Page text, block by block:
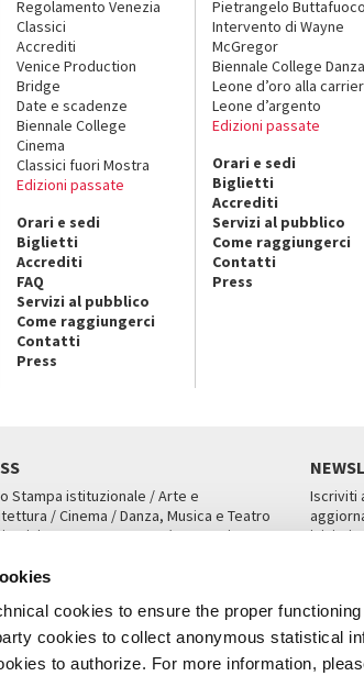
cookies to ensure the proper
cookies to collect anonymous statistical
to authorize. For more information,
Regolamento Venezia
Classici
Accrediti
Venice Production
Bridge
Date e scadenze
Biennale College
Cinema
Classici fuori Mostra
Edizioni passate
Orari e sedi
Biglietti
Accrediti
FAQ
Servizi al pubblico
Come raggiungerci
Contatti
Press
Pietrangelo Buttafuoco
Intervento di Wayne
McGregor
Biennale College Danza
Leone d’oro alla
Leone d’argento
Edizioni passate
Orari e sedi
Biglietti
Accrediti
Servizi al pubblico
Come raggiungerci
Contatti
Press
Stampa istituzionale / Arte e
/ Cinema / Danza, Musica e Teatro
San Marco 1364/A, Venezia
STAMPA
Iscriviti